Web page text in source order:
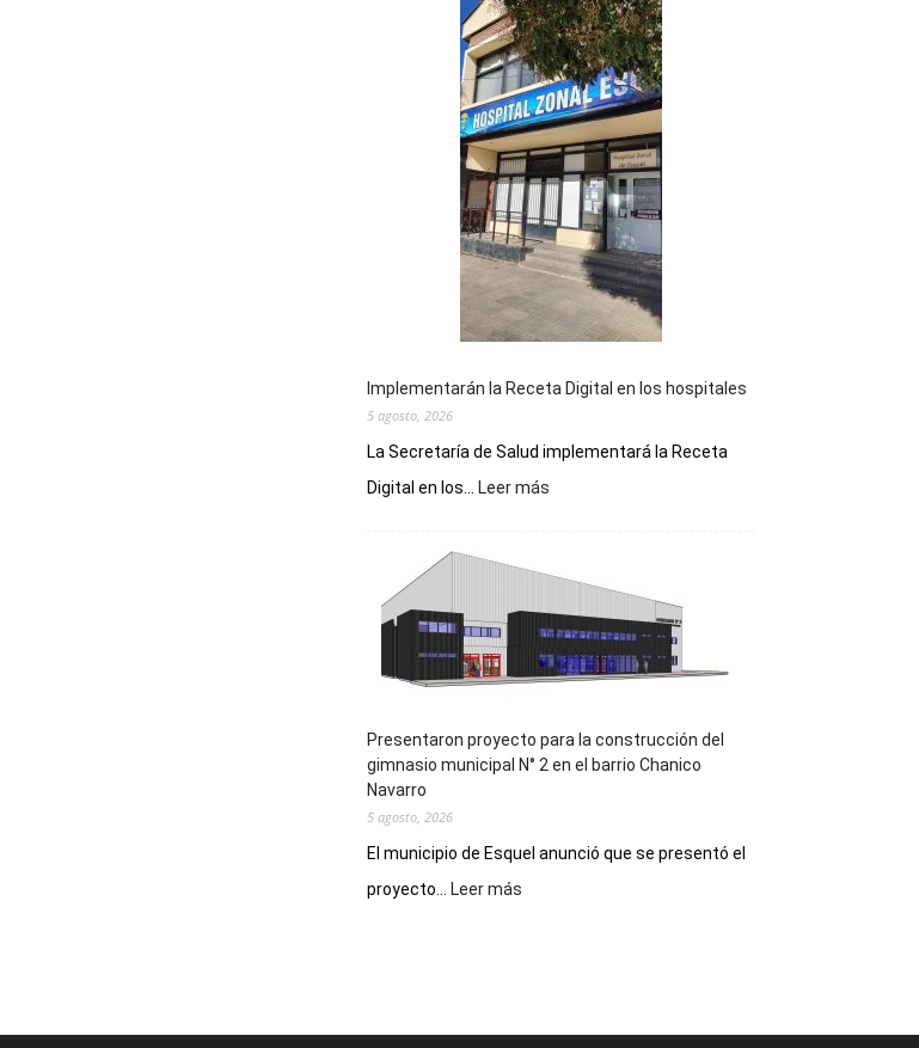
Implementarán la Receta Digital en los hospitales
5 agosto, 2026
La Secretaría de Salud implementará la Receta
Digital en los...
Leer más
Digital
en
los
hospitales
Presentaron proyecto para la construcción del
gimnasio municipal N° 2 en el barrio Chanico
Navarro
5 agosto, 2026
El municipio de Esquel anunció que se presentó el
proyecto...
Leer más
del